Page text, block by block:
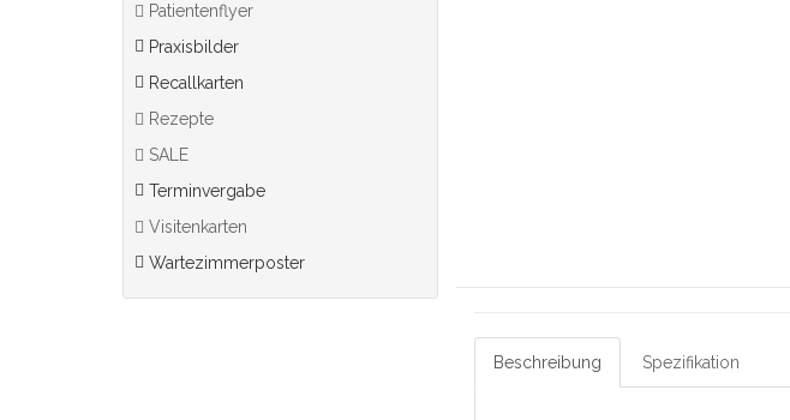
Patientenflyer
Praxisbilder
Recallkarten
Rezepte
SALE
Terminvergabe
Visitenkarten
Wartezimmerposter
Beschreibung Spezifikation